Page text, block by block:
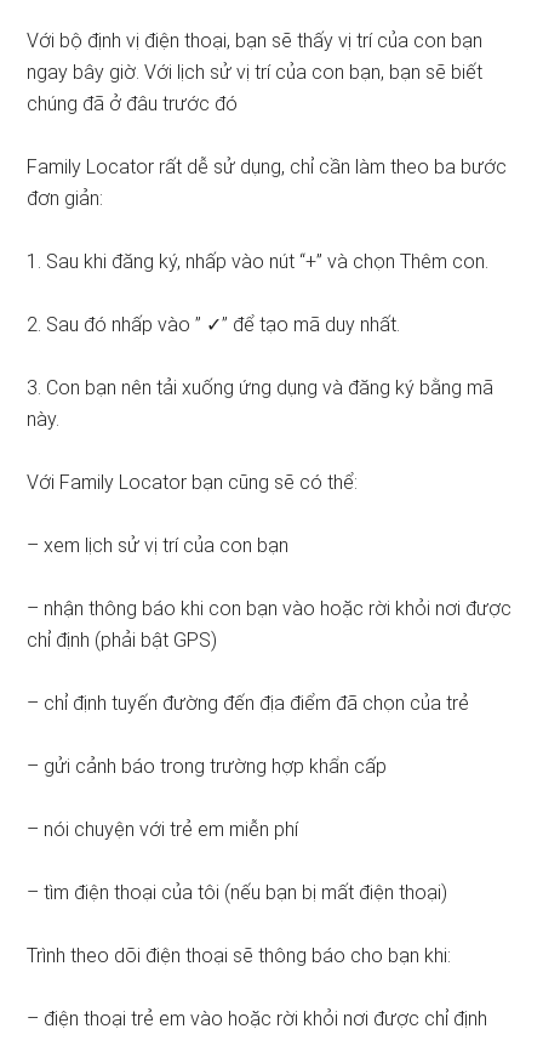
Với bộ định vị điện thoại, bạn sẽ thấy vị trí của con bạn
ngay bây giờ. Với lịch sử vị trí của con bạn, bạn sẽ biết
chúng đã ở đâu trước đó
Family Locator rất dễ sử dụng, chỉ cần làm theo ba bước
đơn giản:
1. Sau khi đăng ký, nhấp vào nút “+” và chọn Thêm con.
2. Sau đó nhấp vào ” ✓” để tạo mã duy nhất.
3. Con bạn nên tải xuống ứng dụng và đăng ký bằng mã
này.
Với Family Locator bạn cũng sẽ có thể:
– xem lịch sử vị trí của con bạn
– nhận thông báo khi con bạn vào hoặc rời khỏi nơi được
chỉ định (phải bật GPS)
– chỉ định tuyến đường đến địa điểm đã chọn của trẻ
– gửi cảnh báo trong trường hợp khẩn cấp
– nói chuyện với trẻ em miễn phí
– tìm điện thoại của tôi (nếu bạn bị mất điện thoại)
Trình theo dõi điện thoại sẽ thông báo cho bạn khi:
– điện thoại trẻ em vào hoặc rời khỏi nơi được chỉ định